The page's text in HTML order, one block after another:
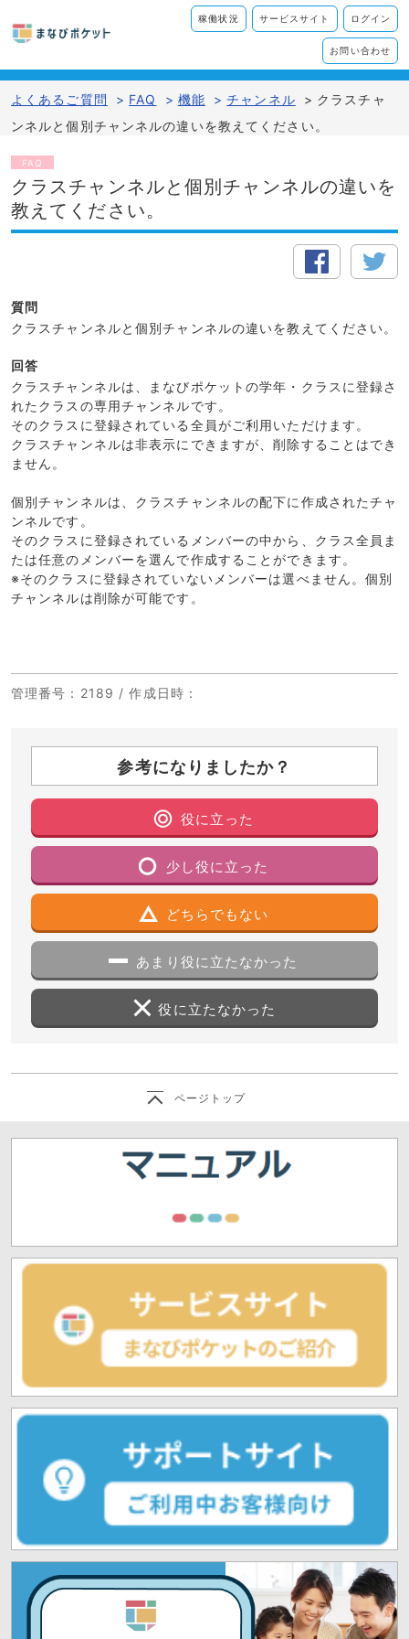
稼働状況 サービスサイト ログイン
お問い合わせ
よくあるご質問 > FAQ > 機能 > チャンネル > クラスチャ
ンネルと個別チャンネルの違いを教えてください。
FAQ
クラスチャンネルと個別チャンネルの違いを
教えてください。
質問
クラスチャンネルと個別チャンネルの違いを教えてください。
回答
クラスチャンネルは、まなびポケットの学年・クラスに登録さ
れたクラスの専用チャンネルです。
そのクラスに登録されている全員がご利用いただけます。
クラスチャンネルは非表示にできますが、削除することはでき
ません。
個別チャンネルは、クラスチャンネルの配下に作成されたチャ
ンネルです。
そのクラスに登録されているメンバーの中から、クラス全員ま
たは任意のメンバーを選んで作成することができます。
※そのクラスに登録されていないメンバーは選べません。個別
チャンネルは削除が可能です。
管理番号 ：2189 /作成日時 ：
参考になりましたか？
役に立った
少し役に立った
どちらでもない
あまり役に立たなかった
役に立たなかった
ページトップ